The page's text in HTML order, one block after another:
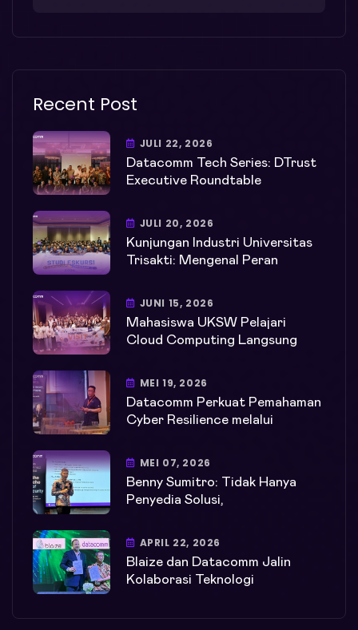
Recent Post
JULI 22, 2026
Datacomm Tech Series: DTrust
Executive Roundtable
JULI 20, 2026
Kunjungan Industri Universitas
Trisakti: Mengenal Peran
JUNI 15, 2026
Mahasiswa UKSW Pelajari
Cloud Computing Langsung
MEI 19, 2026
Datacomm Perkuat Pemahaman
Cyber Resilience melalui
MEI 07, 2026
Benny Sumitro: Tidak Hanya
Penyedia Solusi,
APRIL 22, 2026
Blaize dan Datacomm Jalin
Kolaborasi Teknologi